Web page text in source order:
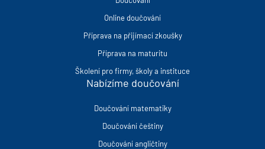
Online doučování
Příprava na přijímací zkoušky
Příprava na maturitu
Školení pro firmy, školy a instituce
Nabízíme doučování
Doučování matematiky
Doučování češtiny
Doučování angličtiny